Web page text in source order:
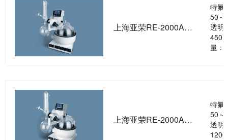
上海亚荣RE-2000AA旋转蒸发器
特氟
50～
透明
量：
上海亚荣RE-2000A旋转蒸发器
特氟
50～
透明